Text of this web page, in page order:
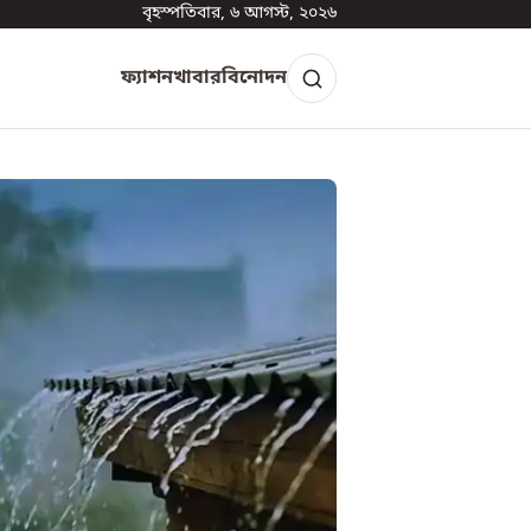
বৃহস্পতিবার, ৬ আগস্ট, ২০২৬
ফ্যাশনখাবারবিনোদন